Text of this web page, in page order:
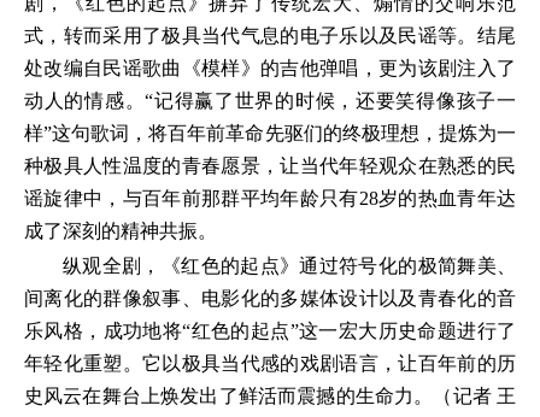
式，转而采用了极具当代气息的电子乐以及民谣等。结尾
处改编自民谣歌曲《模样》的吉他弹唱，更为该剧注入了
动人的情感。“记得赢了世界的时候，还要笑得像孩子一
样”这句歌词，将百年前革命先驱们的终极理想，提炼为一
种极具人性温度的青春愿景，让当代年轻观众在熟悉的民
谣旋律中，与百年前那群平均年龄只有28岁的热血青年达
成了深刻的精神共振。
纵观全剧，《红色的起点》通过符号化的极简舞美、
间离化的群像叙事、电影化的多媒体设计以及青春化的音
乐风格，成功地将“红色的起点”这一宏大历史命题进行了
年轻化重塑。它以极具当代感的戏剧语言，让百年前的历
史风云在舞台上焕发出了鲜活而震撼的生命力。（记者 王